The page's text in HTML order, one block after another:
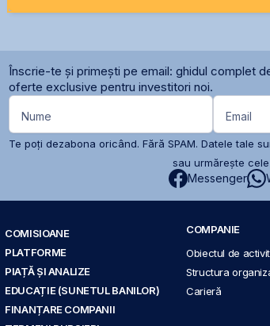
Înscrie-te și primești pe email: ghidul complet
oferte exclusive pentru investitori noi.
Nume Email
Te poți dezabona oricând. Fără SPAM. Datele tale
sau urmărește
Messenger
COMISIOANE
PLATFORME
PIAȚĂ ȘI ANALIZE
EDUCAȚIE (SUNETUL BANILOR)
FINANȚARE COMPANII
COMPANIE
Obiectul de
Structura
Carieră